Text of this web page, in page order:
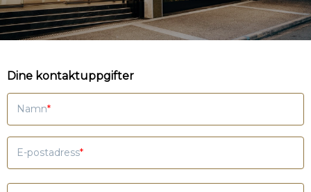
Dine kontaktuppgifter
Namn
E-postadress